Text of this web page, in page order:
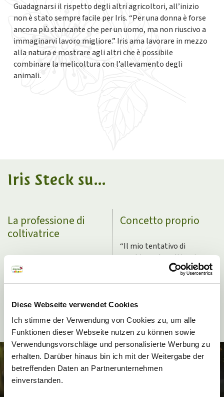
Diese Webseite verwendet Cookies
Ich stimme der Verwendung von Cookies zu, um alle
Funktionen dieser Webseite nutzen zu können sowie
Verwendungsvorschläge und personalisierte Werbung zu
erhalten. Darüber hinaus bin ich mit der Weitergabe der
betreffenden Daten an Partnerunternehmen
einverstanden.
Newsletter
Vuoi scoprire i sapori
autentici del nostro
territorio? Iscriviti alla
newsletter dei prodotti
Guadagnarsi il rispetto degli altri agricoltori, all’inizio
non è stato sempre facile per Iris. “Per una donna è forse
ancora più stancante che per un uomo, ma non riuscivo a
immaginarvi lavoro migliore.” Iris ama lavorare in mezzo
alla natura e mostrare agli altri che è possibile
combinare la melicoltura con l’allevamento degli
animali.
Iris Steck su...
La professione di
coltivatrice
difficile guadagnarsi il
rispetto degli altri
viene apprezzate
rapidamente come un
uomo.”
Concetto proprio
“Il mio tentativo di
combinare la coltivazione
delle mele e la zootecnia è
qualcosa di speciale. E